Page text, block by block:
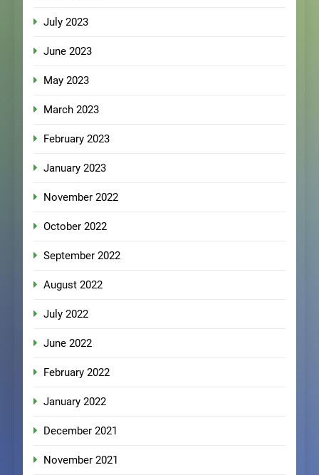
July 2023
June 2023
May 2023
March 2023
February 2023
January 2023
November 2022
October 2022
September 2022
August 2022
July 2022
June 2022
February 2022
January 2022
December 2021
November 2021